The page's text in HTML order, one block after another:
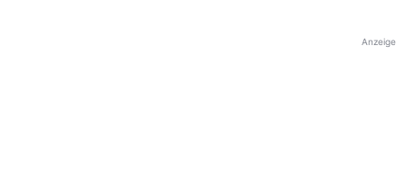
Anzeige